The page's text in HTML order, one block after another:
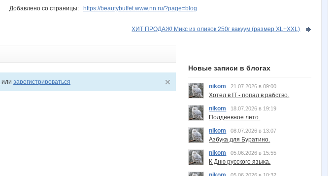
Добавлено со страницы: https://beautybuffet.www.nn.ru/?page=blog
ХИТ ПРОДАЖ! Микс из оливок 250г вакуум (размер XL+XXL)
или зарегистрироваться
Новые записи в блогах
nikom 21.07.2026 в 09:00
Хотел в IT - попал в рабство.
nikom
18.07.2026 в 19:19
Полдневное лето.
nikom
08.07.2026 в 13:07
Азбука для Буратино.
nikom
05.06.2026 в 15:55
К Дню русского языка.